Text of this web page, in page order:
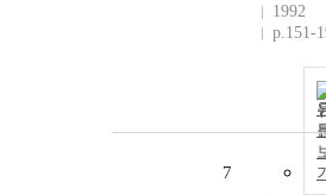
1992
p.151-
7